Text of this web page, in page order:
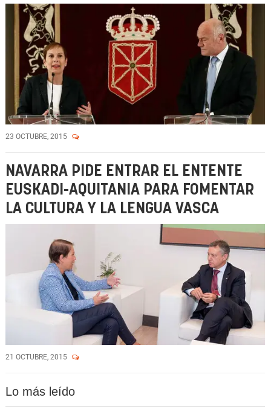
23 OCTUBRE, 2015
NAVARRA PIDE ENTRAR EL ENTENTE
EUSKADI-AQUITANIA PARA FOMENTAR
LA CULTURA Y LA LENGUA VASCA
21 OCTUBRE, 2015
Lo más leído